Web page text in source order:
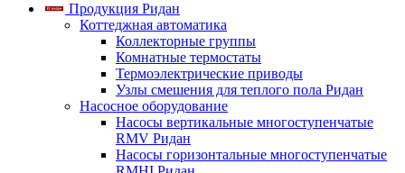
Продукция Ридан
Коттеджная автоматика
Коллекторные группы
Комнатные термостаты
Термоэлектрические приводы
Узлы смешения для теплого пола Ридан
Насосное оборудование
Насосы вертикальные многоступенчатые
RMV Ридан
Насосы горизонтальные многоступенчатые